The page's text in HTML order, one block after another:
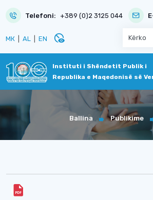
Telefoni: +389 (0)2 3125 044
МК AL EN disabled_visible
Instituti i Shëndetit Publik i
Republika e Maqedonisë së
Ballina Publikime